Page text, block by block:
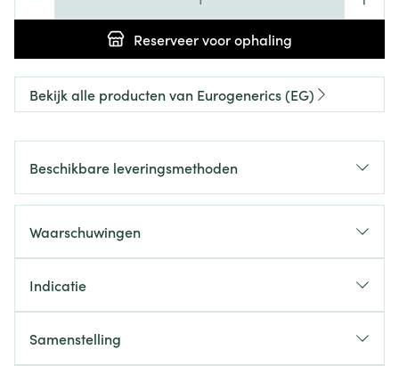
Reserveervoor ophaling
Bekijk alle producten van Eurogenerics (EG)
Beschikbare leveringsmethoden
Waarschuwingen
Indicatie
Samenstelling